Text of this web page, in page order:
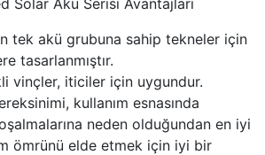
tek akü grubuna sahip tekneler için
tasarlanmıştır.
vinçler, iticiler için uygundur.
kullanım esnasında
neden olduğundan en iyi
ömrünü elde etmek için iyi bir